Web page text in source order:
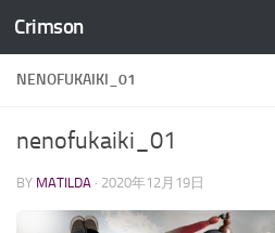
コンテンツへスキップ
Crimson
NENOFUKAIKI_01
nenofukaiki_01
BY MATILDA · 2020年12月19日